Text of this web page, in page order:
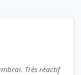
Très réactif